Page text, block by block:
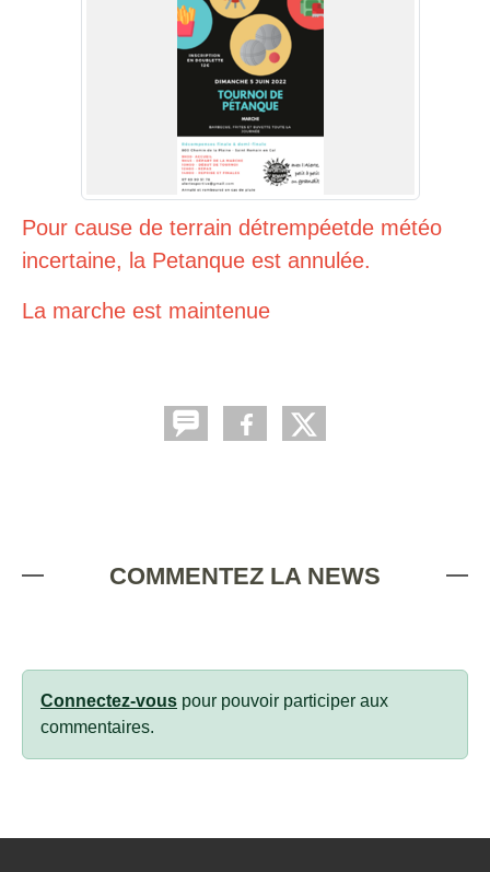
Pour cause de terrain détrempéetde météo
incertaine, la Petanque est annulée.
La marche est maintenue
COMMENTEZ LA NEWS
Connectez-vous pour pouvoir participer aux
commentaires.